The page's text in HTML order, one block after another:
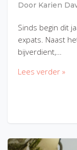
Door Karien
Sinds begin dit
expats. Naast
bijverdient,…
Lees verder »